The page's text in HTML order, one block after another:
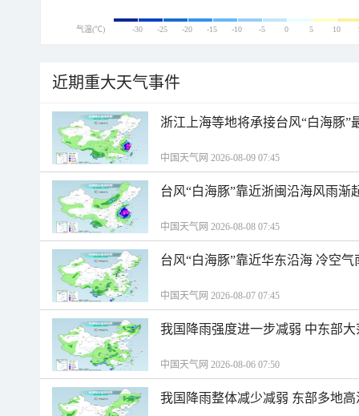
气温(℃) -30 -25 -20 -15 -10 -5 0 5 10
近期重大天气事件
浙江上海等地将承接台风“白海豚”
中国天气网 2026-08-09 07:45
台风“白海豚”靠近浙闽沿海风雨渐
中国天气网 2026-08-08 07:45
台风“白海豚”靠近华东沿海 冷空
中国天气网 2026-08-07 07:45
我国降雨强度进一步减弱 中东部
中国天气网 2026-08-06 07:50
我国降雨整体减少减弱 东部多地